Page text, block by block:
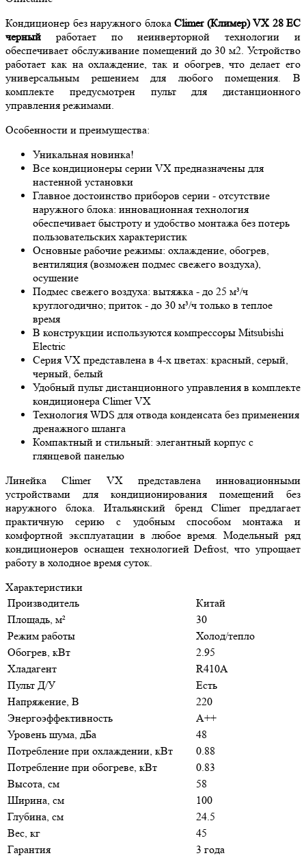
Кондиционер без наружного блока Climer (Климер) VX 28 EC
черный работает по неинверторной технологии и
обеспечивает обслуживание помещений до 30 м2. Устройство
работает как на охлаждение, так и обогрев, что делает его
универсальным решением для любого помещения. В
комплекте предусмотрен пульт для дистанционного
управления режимами.
Особенности и преимущества:
Уникальная новинка!
Все кондиционеры серии VX предназначены для
настенной установки
Главное достоинство приборов серии - отсутствие
наружного блока: инновационная технология
обеспечивает быстроту и удобство монтажа без потерь
пользовательских характеристик
Основные рабочие режимы: охлаждение, обогрев,
вентиляция (возможен подмес свежего воздуха),
осушение
Подмес свежего воздуха: вытяжка - до 25 м³/ч
круглогодично; приток - до 30 м³/ч только в теплое
время
В конструкции используются компрессоры Mitsubishi
Electric
Серия VX представлена в 4-х цветах: красный, серый,
черный, белый
Удобный пульт дистанционного управления в комплекте
кондиционера Climer VX
Технология WDS для отвода конденсата без применения
дренажного шланга
Компактный и стильный: элегантный корпус с
глянцевой панелью
Линейка Climer VX представлена инновационными
устройствами для кондиционирования помещений без
наружного блока. Итальянский бренд Climer предлагает
практичную серию с удобным способом монтажа и
комфортной эксплуатации в любое время. Модельный ряд
кондиционеров оснащен технологией Defrost, что упрощает
работу в холодное время суток.
Характеристики
Производитель
Китай
Площадь, м²
30
Режим работы
Холод/тепло
Обогрев, кВт
2.95
Хладагент
R410A
Пульт Д/У
Есть
Напряжение, В
220
Энергоэффективность
A++
Уровень шума, дБа
48
Потребление при охлаждении, кВт
0.88
Потребление при обогреве, кВт
0.83
Высота, см
58
Ширина, см
100
Глубина, см
24.5
Вес, кг
45
Гарантия
3 года